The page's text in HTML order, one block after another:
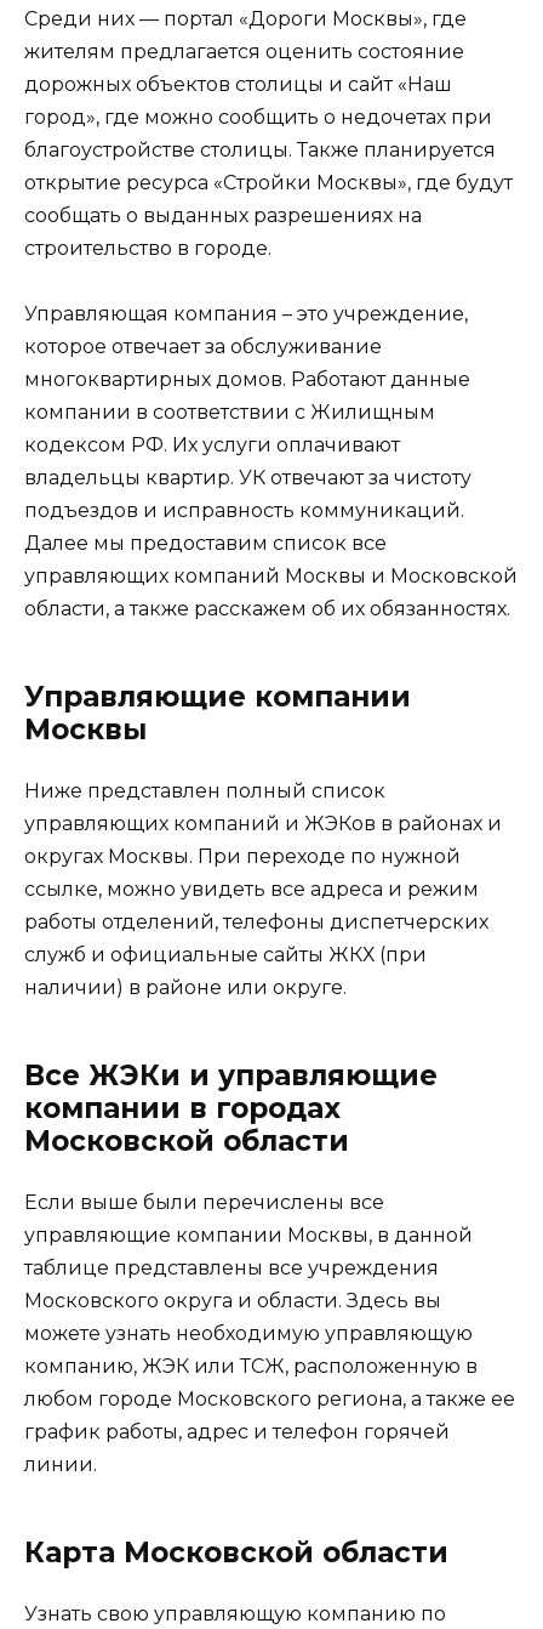
Среди них — портал «Дороги Москвы», где
жителям предлагается оценить состояние
дорожных объектов столицы и сайт «Наш
город», где можно сообщить о недочетах при
благоустройстве столицы. Также планируется
открытие ресурса «Стройки Москвы», где будут
сообщать о выданных разрешениях на
строительство в городе.
Управляющая компания – это учреждение,
которое отвечает за обслуживание
многоквартирных домов. Работают данные
компании в соответствии с Жилищным
кодексом РФ. Их услуги оплачивают
владельцы квартир. УК отвечают за чистоту
подъездов и исправность коммуникаций.
Далее мы предоставим список все
управляющих компаний Москвы и Московской
области, а также расскажем об их обязанностях.
Управляющие компании
Москвы
Ниже представлен полный список
управляющих компаний и ЖЭКов в районах и
округах Москвы. При переходе по нужной
ссылке, можно увидеть все адреса и режим
работы отделений, телефоны диспетчерских
служб и официальные сайты ЖКХ (при
наличии) в районе или округе.
Все ЖЭКи и управляющие
компании в городах
Московской области
Если выше были перечислены все
управляющие компании Москвы, в данной
таблице представлены все учреждения
Московского округа и области. Здесь вы
можете узнать необходимую управляющую
компанию, ЖЭК или ТСЖ, расположенную в
любом городе Московского региона, а также ее
график работы, адрес и телефон горячей
линии.
Карта Московской области
Узнать свою управляющую компанию по